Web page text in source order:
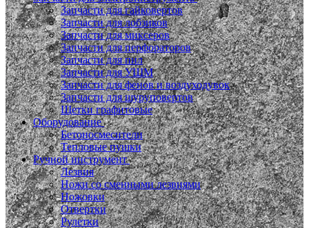
Запчасти для гайковертов
Запчасти для лобзиков
Запчасти для миксеров
Запчасти для перфораторов
Запчасти для пил
Запчасти для УШМ
Запчасти для фенов и воздуходувок
Запчасти для шуруповертов
Щетки графитовые
Оборудование
Бетоносмесители
Тепловые пушки
Ручной инструмент
Лезвия
Ножи со сменными лезвиями
Ножовки
Отвертки
Рулетки